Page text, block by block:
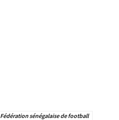
Fédération sénégalaise de football